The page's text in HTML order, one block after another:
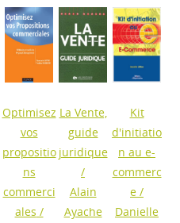
Optimisez
vos
propositio
ns
commerci
ales /
La Vente,
guide
juridique
/
Alain
Ayache
Kit
d'initiatio
n au e-
commerc
e /
Danielle